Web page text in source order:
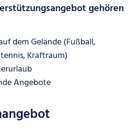
gehören
dem Gelände (Fußball,
Kraftraum)
Angebote